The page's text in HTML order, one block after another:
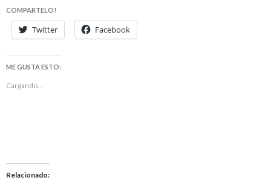
COMPARTELO!
Twitter Facebook
ME GUSTA ESTO:
Cargando...
Relacionado